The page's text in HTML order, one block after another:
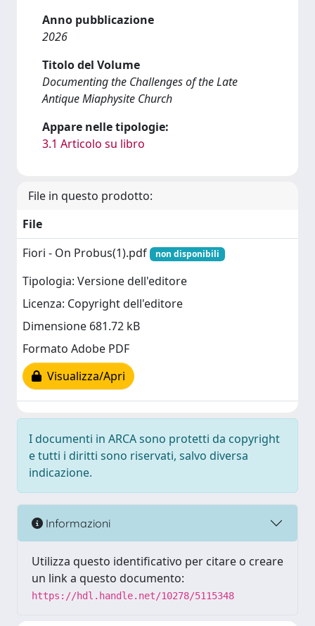
Anno pubblicazione
2026
Titolo del Volume
Documenting the Challenges of the Late
Antique Miaphysite Church
Appare nelle tipologie:
3.1 Articolo su libro
File in questo prodotto:
File
Fiori - On Probus(1).pdf
non disponibili
Tipologia: Versione dell'editore
Licenza: Copyright dell'editore
Dimensione 681.72 kB
Formato Adobe PDF
Visualizza/Apri
I documenti in ARCA sono protetti da copyright
e tutti i diritti sono riservati, salvo diversa
indicazione.
Informazioni
Utilizza questo identificativo per citare o creare
un link a questo documento:
https://hdl.handle.net/10278/5115348